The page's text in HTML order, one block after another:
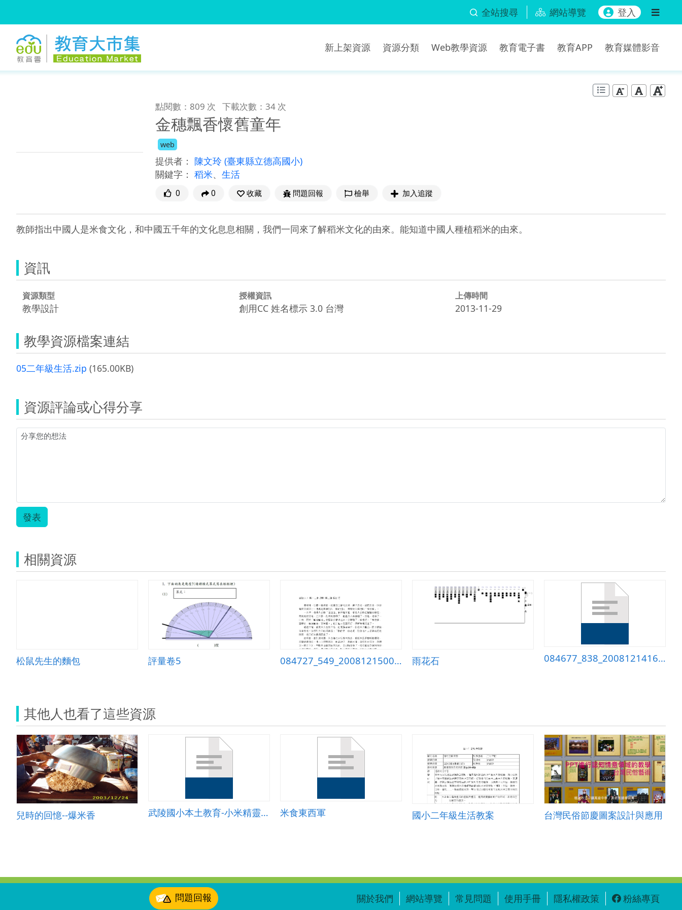
全站搜尋 網站導覽 登入
新上架資源 資源分類 Web教學資源 教育電子書 教育APP 教育媒體影音
點閱數：809 次 下載次數：34 次
金穗飄香懷舊童年
web
提供者： 陳文玲 (臺東縣立德高國小)
關鍵字： 稻米、 生活
0 0 收藏 問題回報 檢舉 加入追蹤
教師指出中國人是米食文化，和中國五千年的文化息息相關，我們一同來了解稻米文化的由來。能知道中國人種植稻米的由來。
資訊
資源類型
教學設計
授權資訊
創用CC 姓名標示 3.0 台灣
上傳時間
2013-11-29
教學資源檔案連結
05二年級生活.zip (165.00KB)
資源評論或心得分享
發表
相關資源
松鼠先生的麵包 評量卷5 084727_549_20081215001831 雨花石 084677_838_20081214165425.doc
其他人也看了這些資源
兒時的回憶--爆米香 武陵國小本土教育-小米精靈的國度 米食東西軍 國小二年級生活教案 台灣民俗節慶圖案設計與應用
問題回報 關於我們 網站導覽 常見問題 使用手冊 隱私權政策 粉絲專頁